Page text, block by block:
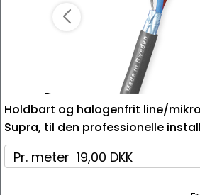
Holdbart og halogenfrit line/
Supra, til den professionelle